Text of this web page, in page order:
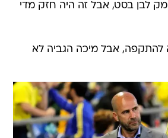
לבן בסט, אבל זה היה חזק מדי
להתקפה, אבל מיכה הגביה לא